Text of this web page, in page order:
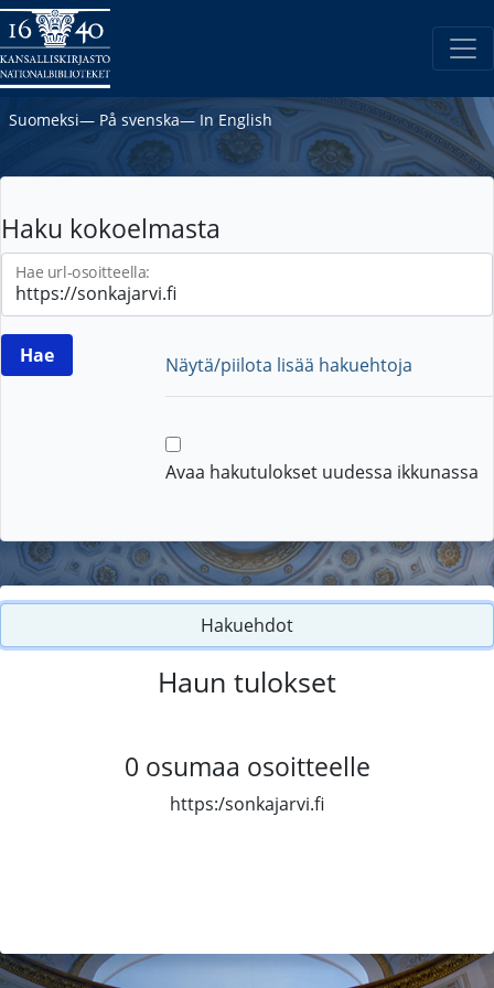
Suomeksi― På svenska― In English
Haku kokoelmasta
Hae url-osoitteella:
Näytä/piilota lisää hakuehtoja
Avaa hakutulokset uudessa ikkunassa
Hakuehdot
Haun tulokset
0 osumaa osoitteelle
https:/sonkajarvi.fi